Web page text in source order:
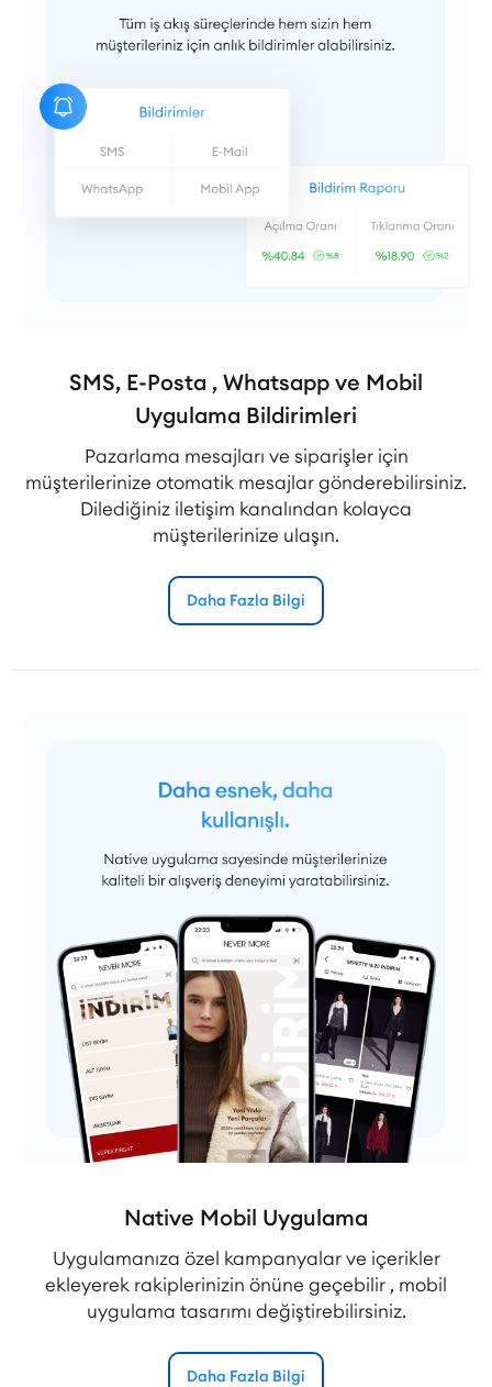
SMS, E-Posta , Whatsapp ve Mobil
Uygulama Bildirimleri
Pazarlama mesajları ve siparişler için
müşterilerinize otomatik mesajlar gönderebilirsiniz.
Dilediğiniz iletişim kanalından kolayca
müşterilerinize ulaşın.
Daha Fazla Bilgi
Native Mobil Uygulama
Uygulamanıza özel kampanyalar ve içerikler
ekleyerek rakiplerinizin önüne geçebilir , mobil
uygulama tasarımı değiştirebilirsiniz.
Daha Fazla Bilgi